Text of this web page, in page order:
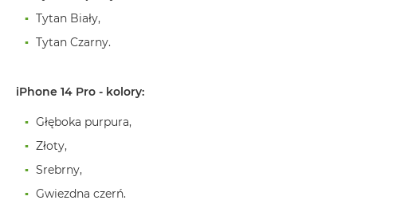
Air
1TB
MacBook
Air
4TB
MacBook
Tytan Biały,
Tytan Czarny.
iPhone 14 Pro - kolory:
Głęboka purpura,
Złoty,
Srebrny,
Gwiezdna czerń.